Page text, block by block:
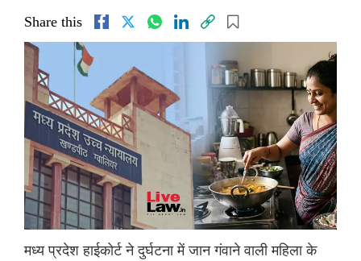
Share this
मध्य प्रदेश हाईकोर्ट ने दुर्घटना में जान गंवाने वाली महिला के